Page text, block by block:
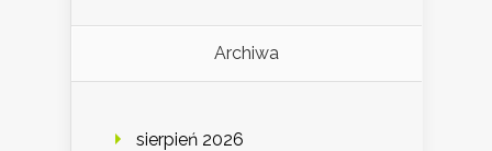
Archiwa
sierpień 2026